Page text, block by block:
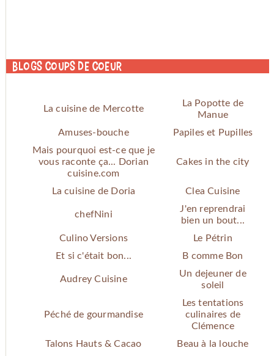
Blogs coups de coeur
La cuisine de Mercotte
La Popotte de
Manue
Amuses-bouche
Papiles et Pupilles
Mais pourquoi est-ce que je
vous raconte ça... Dorian
cuisine.com
Cakes in the city
La cuisine de Doria Clea Cuisine
chefNini
J'en reprendrai
bien un bout...
Culino Versions
Le Pétrin
Et si c'était bon...
B comme Bon
Audrey Cuisine
Un dejeuner de
soleil
Péché de gourmandise
Les tentations
culinaires de
Clémence
Talons Hauts & Cacao
Beau à la louche